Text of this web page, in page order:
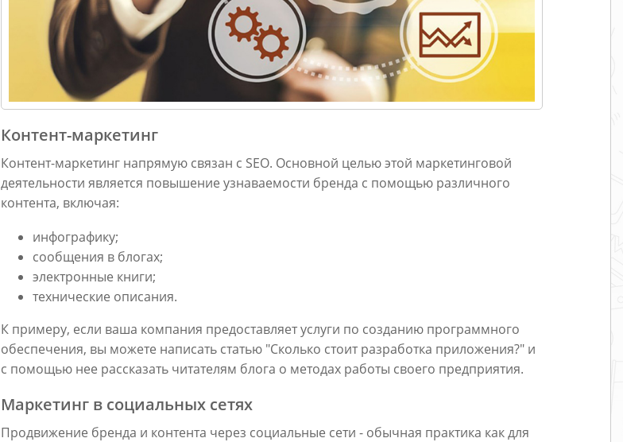
Контент-маркетинг
Контент-маркетинг напрямую связан с SEO. Основной целью этой маркетинговой
деятельности является повышение узнаваемости бренда с помощью различного
контента, включая:
инфографику;
сообщения в блогах;
электронные книги;
технические описания.
К примеру, если ваша компания предоставляет услуги по созданию программного
обеспечения, вы можете написать статью "Сколько стоит разработка приложения?" и
с помощью нее рассказать читателям блога о методах работы своего предприятия.
Маркетинг в социальных сетях
Продвижение бренда и контента через социальные сети - обычная практика как для